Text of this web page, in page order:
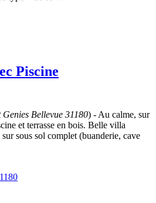
Piscine
Genies Bellevue 31180) - Au calme, sur
et terrasse en bois. Belle villa
sous sol complet (buanderie, cave